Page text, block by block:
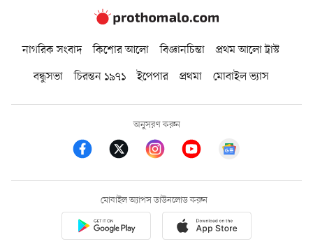
নাগরিক সংবাদ কিশোর আলো বিজ্ঞানচিন্তা
প্রথম আলো ট্রাস্ট
বন্ধুসভা
চিরন্তন ১৯৭১ ইপেপার প্রথমা মোবাইল ভ্যাস
অনুসরণ করুন
মোবাইল অ্যাপস ডাউনলোড করুন